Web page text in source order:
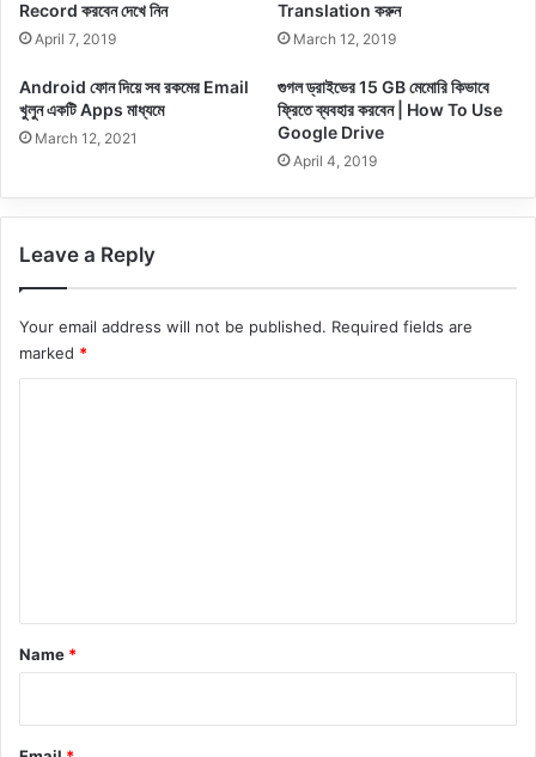
Record করবেন দেখে নিন
April 7, 2019
Translation করুন
March 12, 2019
Android ফোন দিয়ে সব রকমের Email
খুলুন একটি Apps মাধ্যমে
March 12, 2021
গুগল ড্রাইভের 15 GB মেমোরি কিভাবে
ফ্রিতে ব্যবহার করবেন | How To Use
Google Drive
April 4, 2019
Leave a Reply
Your email address will not be published. Required fields are
marked *
*
Name *